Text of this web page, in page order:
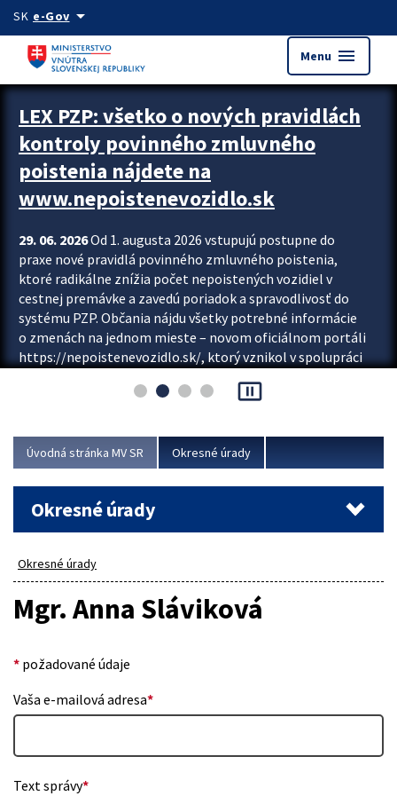
Preskocit na hlavný obsah
SK e-Govarrow_drop_down
Menu menu
Zastavit automatický posun upútavok
LEX PZP: všetko o nových pravidlách
kontroly povinného zmluvného
poistenia nájdete na
www.nepoistenevozidlo.sk
29. 06. 2026Od 1. augusta 2026 vstupujú postupne do
praxe nové pravidlá povinného zmluvného poistenia,
ktoré radikálne znížia počet nepoistených vozidiel v
cestnej premávke a zavedú poriadok a spravodlivosť do
systému PZP. Občania nájdu všetky potrebné informácie
o zmenách na jednom mieste – novom oficiálnom portáli
https://nepoistenevozidlo.sk/, ktorý vznikol v spolupráci
asociácie poisťovní (SLASPO) a Ministerstva vnútra SR.
Viac
pause_presentation
Úvodná stránka MV SR Okresné úrady
Okresné úrady
Okresné úrady
Mgr. Anna Sláviková
* požadované údaje
Vaša e-mailová adresa*
Text správy*